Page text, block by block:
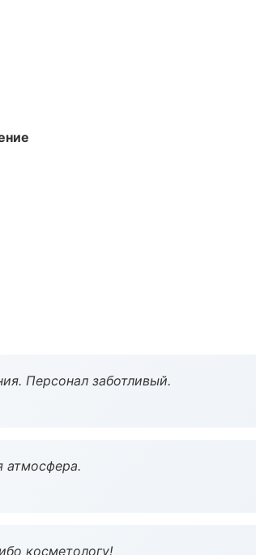
Персонал заботливый.
атмосфера.
косметологу!